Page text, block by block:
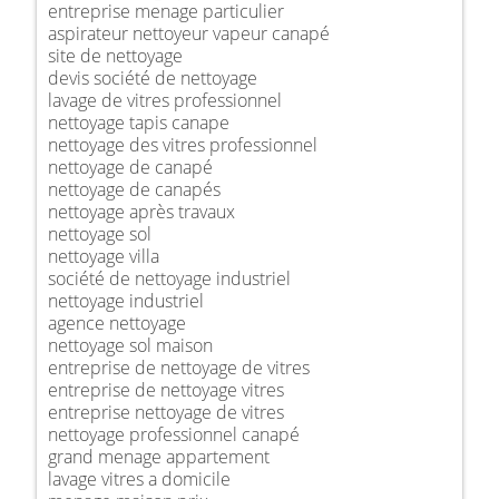
entreprise menage particulier
aspirateur nettoyeur vapeur canapé
site de nettoyage
devis société de nettoyage
lavage de vitres professionnel
nettoyage tapis canape
nettoyage des vitres professionnel
nettoyage de canapé
nettoyage de canapés
nettoyage après travaux
nettoyage sol
nettoyage villa
société de nettoyage industriel
nettoyage industriel
agence nettoyage
nettoyage sol maison
entreprise de nettoyage de vitres
entreprise de nettoyage vitres
entreprise nettoyage de vitres
nettoyage professionnel canapé
grand menage appartement
lavage vitres a domicile